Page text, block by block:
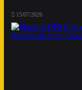
15/07/2026